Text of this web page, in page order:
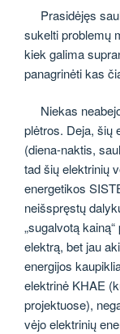
Prasidėjęs
sukelti problemų
kiek galima
panagrinėti kas
Niekas
plėtros. Deja, šių
(diena-naktis,
tad šių elektrinių
energetikos
neišspręstų
„sugalvotą
elektrą, bet jau
energijos
elektrinė KHAE
projektuose),
vėjo elektrinių